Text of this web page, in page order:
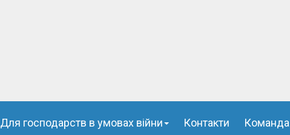
Для господарств в умовах війни Контакти Команда